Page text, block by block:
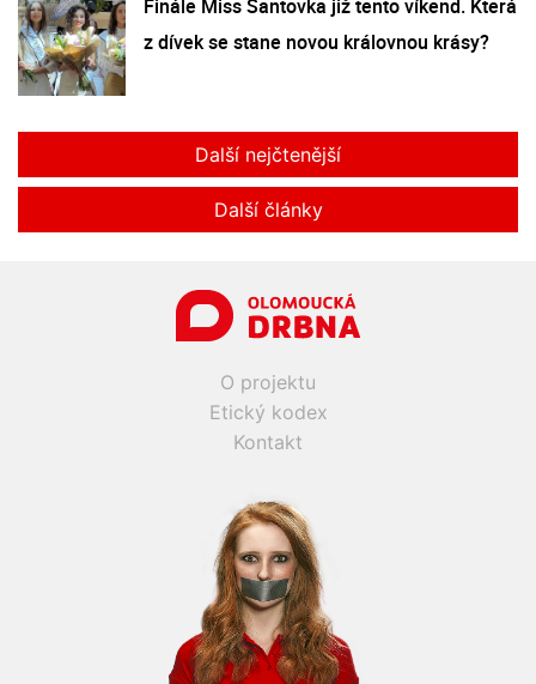
Finále Miss Šantovka již tento víkend. Která
z dívek se stane novou královnou krásy?
Další nejčtenější
Další články
O projektu
Etický kodex
Kontakt